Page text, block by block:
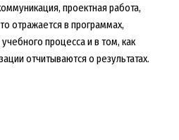
проектная работа,
отражается в программах,
процесса и в том, как
отчитываются о результатах.